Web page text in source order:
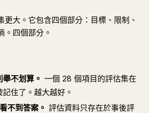
更大。它包含四個部分：目標、限制、
。四個部分。
不划算。 一個 28 個項目的評估集在
住了。越大越好。
不到答案。 評估資料只存在於事後評